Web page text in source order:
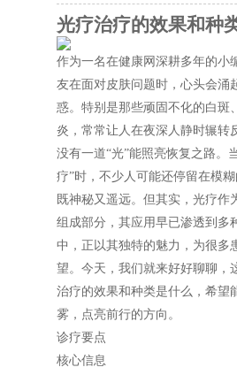
光疗治疗的效果和种
作为一名在健康网深耕多年的小
友在面对皮肤问题时，心头会涌
惑。特别是那些顽固不化的白斑
炎，常常让人在夜深人静时辗转
没有一道“光”能照亮恢复之路。
疗”时，不少人可能还停留在模
既神秘又遥远。但其实，光疗作
组成部分，其应用早已渗透到多
中，正以其独特的魅力，为很多
望。今天，我们就来好好聊聊，
治疗的效果和种类是什么，希望
雾，点亮前行的方向。
诊疗要点
核心信息